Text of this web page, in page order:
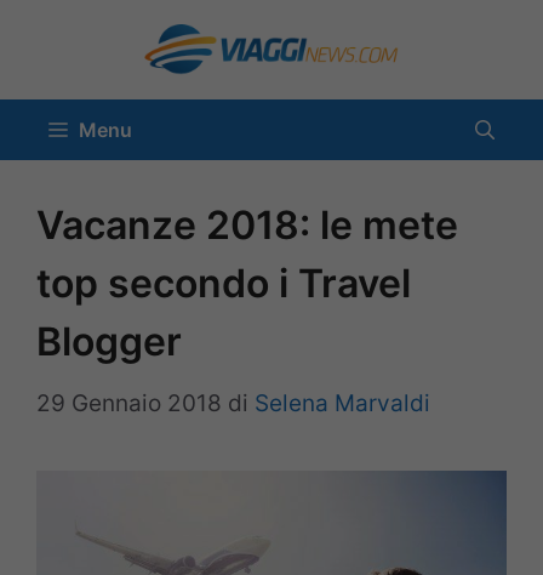
contenuto
Menu
Vacanze 2018: le mete
top secondo i Travel
Blogger
29 Gennaio 2018 di Selena Marvaldi